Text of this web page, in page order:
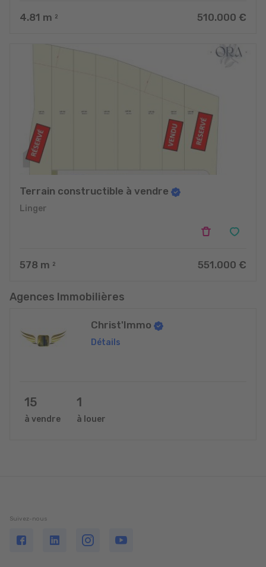
4.81 m 2 510.000 €
Terrain constructible à vendre
Linger
578 m 2 551.000 €
Agences Immobilières
Christ'Immo
Détails
15
à vendre
1
à louer
Suivez-nous